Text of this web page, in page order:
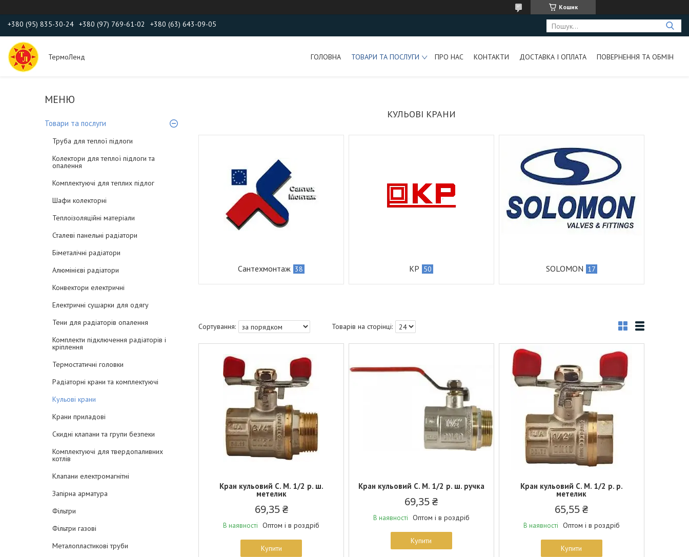
Кошик
+380 (95) 835-30-24 +380 (97) 769-61-02 +380 (63) 643-09-05
ТермоЛенд ГОЛОВНА ТОВАРИ ТА ПОСЛУГИ ПРО НАС КОНТАКТИ ДОСТАВКА І ОПЛАТА ПОВЕРНЕННЯ ТА ОБМІН
Товари та послуги
Труба для теплої підлоги
Колектори для теплої підлоги та
опалення
Комплектуючі для теплих підлог
Шафи колекторні
Теплоізоляційні матеріали
Сталеві панельні радіатори
Біметалічні радіатори
Алюмінієві радіатори
Конвектори електричні
Електричні сушарки для одягу
Тени для радіаторів опалення
Комплекти підключення радіаторів і
кріплення
Термостатичні головки
Радіаторні крани та комплектуючі
Кульові крани
Крани приладові
Скидні клапани та групи безпеки
Комплектуючі для твердопаливних
котлів
Клапани електромагнітні
Запірна арматура
Фільтри
Фільтри газові
Металопластикові труби
КУЛЬОВІ КРАНИ
Сантехмонтаж 38 КР 50 SOLOMON 17
Кран кульовий С. М. 1/2 р. ш.
метелик
69,35 ₴
В наявності Оптом і в роздріб
Купити
Кран кульовий С. М. 1/2 р. ш. ручка
69,35 ₴
В наявності Оптом і в роздріб
Купити
Кран кульовий С. М. 1/2 р. р.
метелик
65,55 ₴
В наявності Оптом і в роздріб
Купити